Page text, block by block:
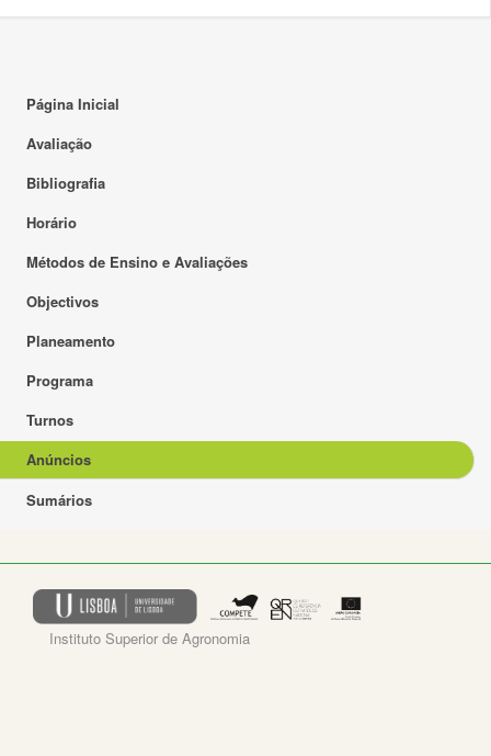
Página Inicial
Avaliação
Bibliografia
Horário
Métodos de Ensino e Avaliações
Objectivos
Planeamento
Programa
Turnos
Anúncios
Sumários
Instituto Superior de Agronomia